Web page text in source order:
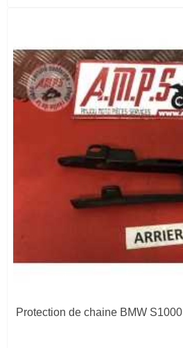
Protection de chaine BMW